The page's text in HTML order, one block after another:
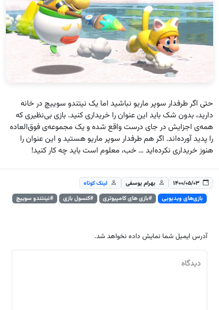
حتی اگر طرفدار سوپر ماریو نباشید اما یک نیتندو سوییچ در خانه
دارید، بدون شک باید این عنوان را خریداری کنید. بازی بی‌نظیری که
همه‌ی اجزایش در جای درست واقع شده و یک مجموعه‌ی فوق‌العاده
را پدید آورده‌اند. اگر هم طرفدار سوپر ماریو هستید و این عنوان را
هنوز خریداری نکرده‌اید … خب، معلوم است باید چه کار کنید!
۱۴۰۰/۰۵/۰۳ بهرام یوسفی
لینک کوتاه
بازی‌های ویدیویی
#بازی های کامپیوتری #کنسول بازی #نینتندو سوییچ
آدرس ایمیل شما نمایش داده نخواهد شد.
دیدگاه